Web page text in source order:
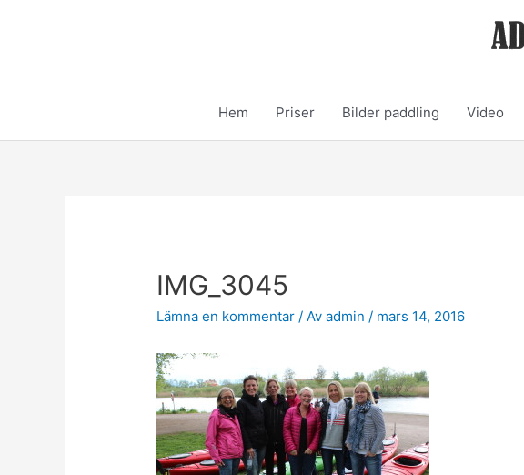
Hem Priser Bilder paddling Video
IMG_3045
Lämna en kommentar / Av admin/ mars 14, 2016